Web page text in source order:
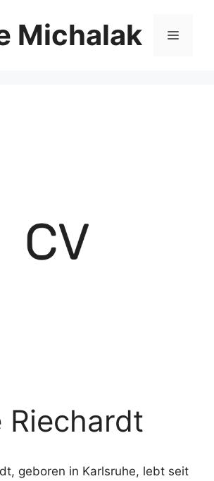
Michalak Menü
Riechardt
geboren in Karlsruhe, lebt seit